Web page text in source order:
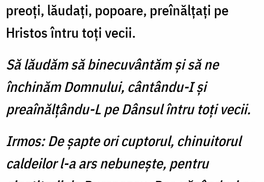
preoţi, lăudaţi, popoare, preînălţaţi pe
Hristos întru toţi vecii.
Să lăudăm să binecuvântăm şi să ne
închinăm Domnului, cântându-I şi
preaînălţându-L pe Dânsul întru toţi vecii.
Irmos: De şapte ori cuptorul, chinuitorul
caldeilor l-a ars nebuneşte, pentru